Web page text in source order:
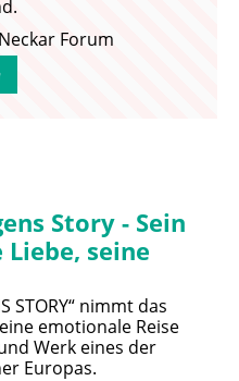
Neckar Forum
Story - Sein
Liebe, seine
STORY“ nimmt das
emotionale Reise
Werk eines der
Europas.